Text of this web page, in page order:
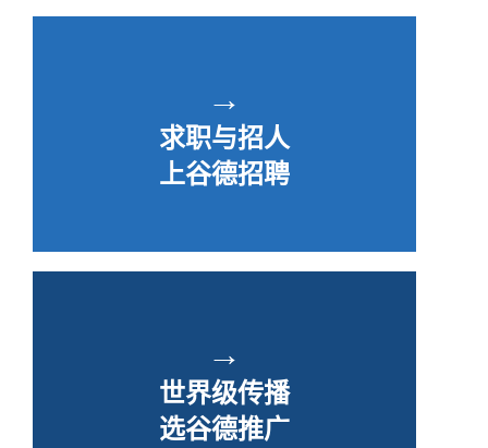
→
求职与招人
上谷德招聘
→
世界级传播
选谷德推广